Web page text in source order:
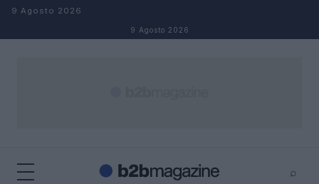
Salta al contenuto
9 Agosto 2026
9 Agosto 2026
⌕